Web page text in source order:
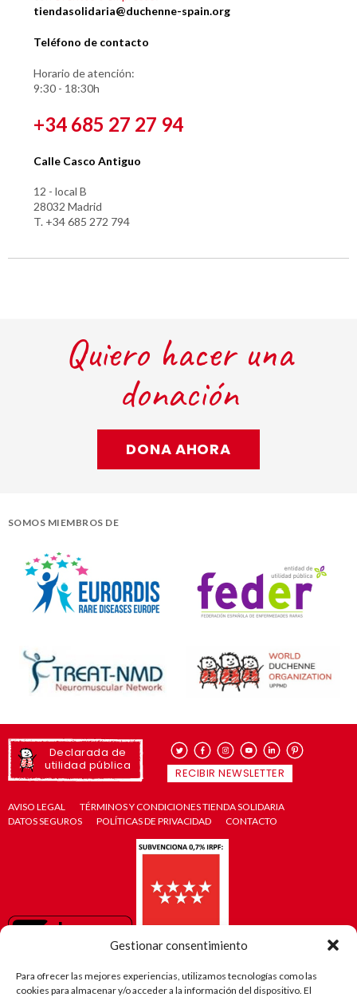
Gestionar consentimiento
Para ofrecer las mejores experiencias, utilizamos tecnologías como las
cookies para almacenar y/o acceder a la información del dispositivo. El
tiendasolidaria@duchenne-spain.org
Teléfono de contacto
Horario de atención:
9:30 - 18:30h
+34 685 27 27 94
Calle Casco Antiguo
12 - local B
28032 Madrid
T. +34 685 272 794
Quiero hacer una
donación
DONA AHORA
SOMOS MIEMBROS DE
Declarada de
utilidad pública
RECIBIR NEWSLETTER
AVISO LEGAL
TÉRMINOS Y CONDICIONES TIENDA SOLIDARIA
DATOS SEGUROS
POLÍTICAS DE PRIVACIDAD CONTACTO